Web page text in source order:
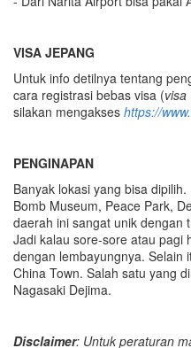
VISA JEPANG
Untuk info detilnya tentang
cara registrasi bebas visa (visa
silakan mengakses https://
PENGINAPAN
Banyak lokasi yang bisa
Bomb Museum, Peace Park,
daerah ini sangat unik dengan
Jadi kalau sore-sore atau pagi
dengan lembayungnya. Selain
China Town. Salah satu yang
Nagasaki Dejima.
Disclaimer: Untuk peraturan